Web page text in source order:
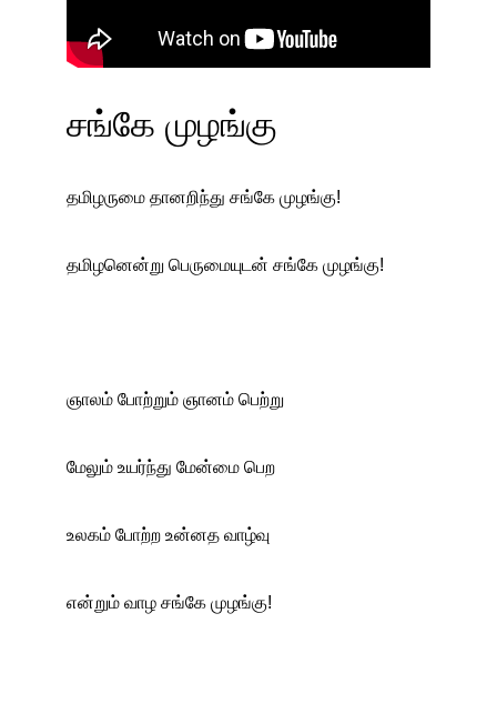
சங்கே முழங்கு
தமிழருமை தானறிந்து சங்கே முழங்கு!
தமிழனென்று பெருமையுடன் சங்கே முழங்கு!
ஞாலம் போற்றும் ஞானம் பெற்று
மேலும் உயர்ந்து மேன்மை பெற
உலகம் போற்ற உன்னத வாழ்வு
என்றும் வாழ சங்கே முழங்கு!